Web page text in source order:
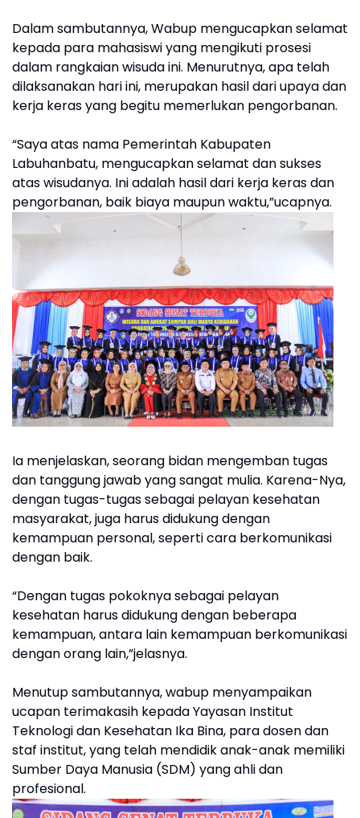
Dalam sambutannya, Wabup mengucapkan selamat
kepada para mahasiswi yang mengikuti prosesi
dalam rangkaian wisuda ini. Menurutnya, apa telah
dilaksanakan hari ini, merupakan hasil dari upaya dan
kerja keras yang begitu memerlukan pengorbanan.
“Saya atas nama Pemerintah Kabupaten
Labuhanbatu, mengucapkan selamat dan sukses
atas wisudanya. Ini adalah hasil dari kerja keras dan
pengorbanan, baik biaya maupun waktu,”ucapnya.
Ia menjelaskan, seorang bidan mengemban tugas
dan tanggung jawab yang sangat mulia. Karena-Nya,
dengan tugas-tugas sebagai pelayan kesehatan
masyarakat, juga harus didukung dengan
kemampuan personal, seperti cara berkomunikasi
dengan baik.
“Dengan tugas pokoknya sebagai pelayan
kesehatan harus didukung dengan beberapa
kemampuan, antara lain kemampuan berkomunikasi
dengan orang lain,”jelasnya.
Menutup sambutannya, wabup menyampaikan
ucapan terimakasih kepada Yayasan Institut
Teknologi dan Kesehatan Ika Bina, para dosen dan
staf institut, yang telah mendidik anak-anak memiliki
Sumber Daya Manusia (SDM) yang ahli dan
profesional.